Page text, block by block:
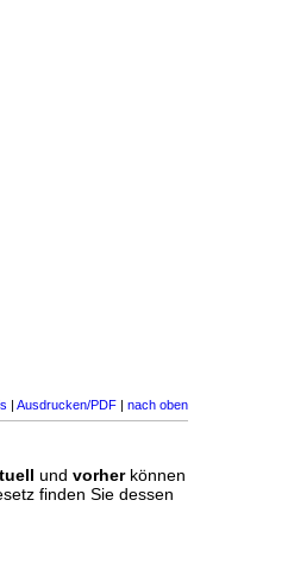
| Ausdrucken/PDF | nach oben
und vorherkönnen
finden Sie dessen